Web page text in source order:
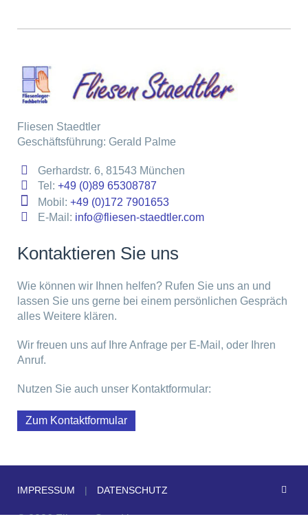
Fliesen Staedtler
Geschäftsführung: Gerald Palme
Gerhardstr. 6, 81543 München
Tel: +49 (0)89 65308787
Mobil: +49 (0)172 7901653
E-Mail: info@fliesen-staedtler.com
Kontaktieren Sie uns
Wie können wir Ihnen helfen? Rufen Sie uns an und
lassen Sie uns gerne bei einem persönlichen Gespräch
alles Weitere klären.
Wir freuen uns auf Ihre Anfrage per E-Mail, oder Ihren
Anruf.
Nutzen Sie auch unser Kontaktformular:
Zum Kontaktformular
IMPRESSUM | DATENSCHUTZ
© 2026 Fliesen Staedtler